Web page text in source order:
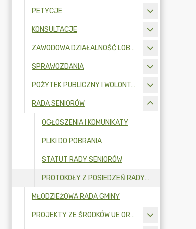
PETYCJE
KONSULTACJE
ZAWODOWA DZIAŁALNOŚĆ LOBBINGOWA
SPRAWOZDANIA
POŻYTEK PUBLICZNY I WOLONTARIAT
RADA SENIORÓW
OGŁOSZENIA I KOMUNIKATY
PLIKI DO POBRANIA
STATUT RADY SENIORÓW
PROTOKOŁY Z POSIEDZEŃ RADY SENIORÓW
MŁODZIEŻOWA RADA GMINY
PROJEKTY ZE ŚRODKÓW UE ORAZ FUNDUSZY ZEWNĘTRZNYCH